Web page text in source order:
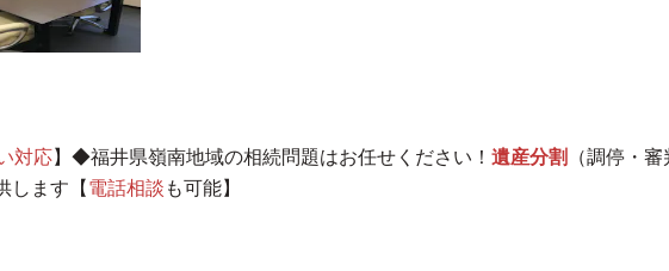
対応】◆福井県嶺南地域の相続問題はお任せください！ 遺産分割 （調停・
します【 電話相談 も可能】